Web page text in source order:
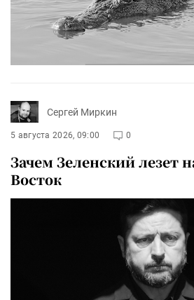
Сергей Миркин
5 августа 2026, 09:00 0
Зачем Зеленский лезет
Восток